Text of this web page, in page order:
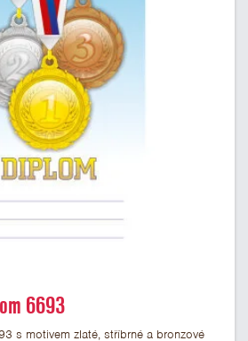
6693
s motivem zlaté, stříbrné a bronzové